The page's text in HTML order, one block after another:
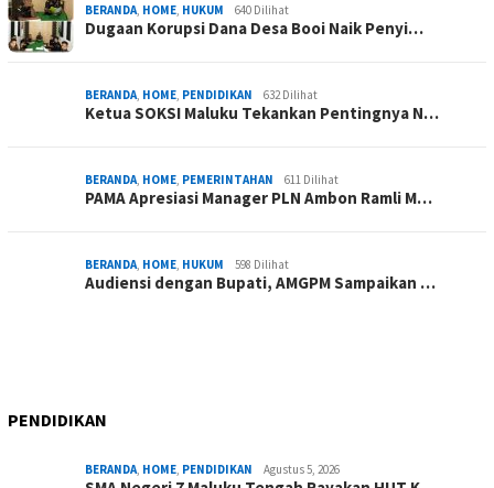
BERANDA, HOME, HUKUM 640 Dilihat
Dugaan Korupsi Dana Desa Booi Naik Penyi…
BERANDA, HOME, PENDIDIKAN 632 Dilihat
Ketua SOKSI Maluku Tekankan Pentingnya N…
BERANDA, HOME, PEMERINTAHAN 611 Dilihat
PAMA Apresiasi Manager PLN Ambon Ramli M…
BERANDA, HOME, HUKUM 598 Dilihat
Audiensi dengan Bupati, AMGPM Sampaikan …
PENDIDIKAN
BERANDA, HOME, PENDIDIKAN Agustus 5, 2026